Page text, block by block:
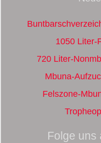
1050 Liter-
720 Liter-
Mbuna-
Felszone-
Folge uns